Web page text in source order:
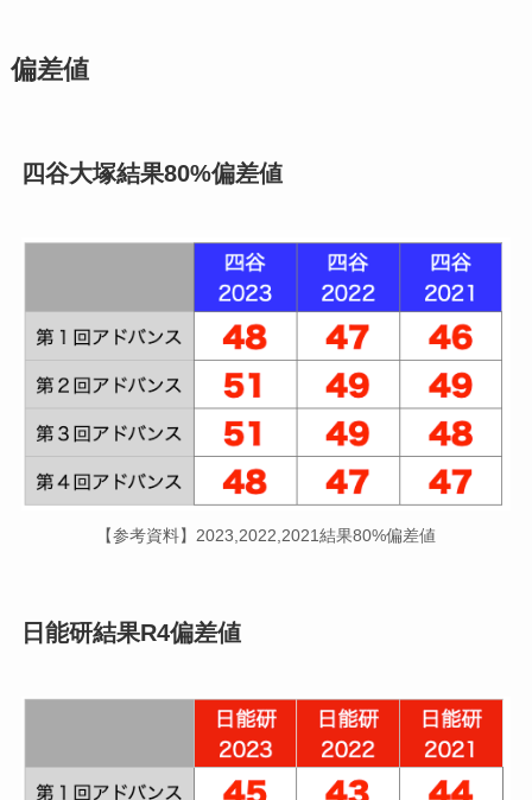
偏差値
四谷大塚結果80%偏差値
【参考資料】2023,2022,2021結果80%偏差値
日能研結果R4偏差値